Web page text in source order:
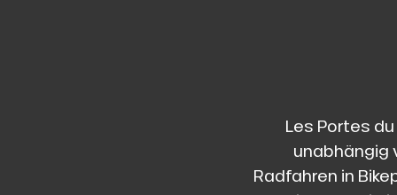
Les Portes
unabhängig
Radfahren in